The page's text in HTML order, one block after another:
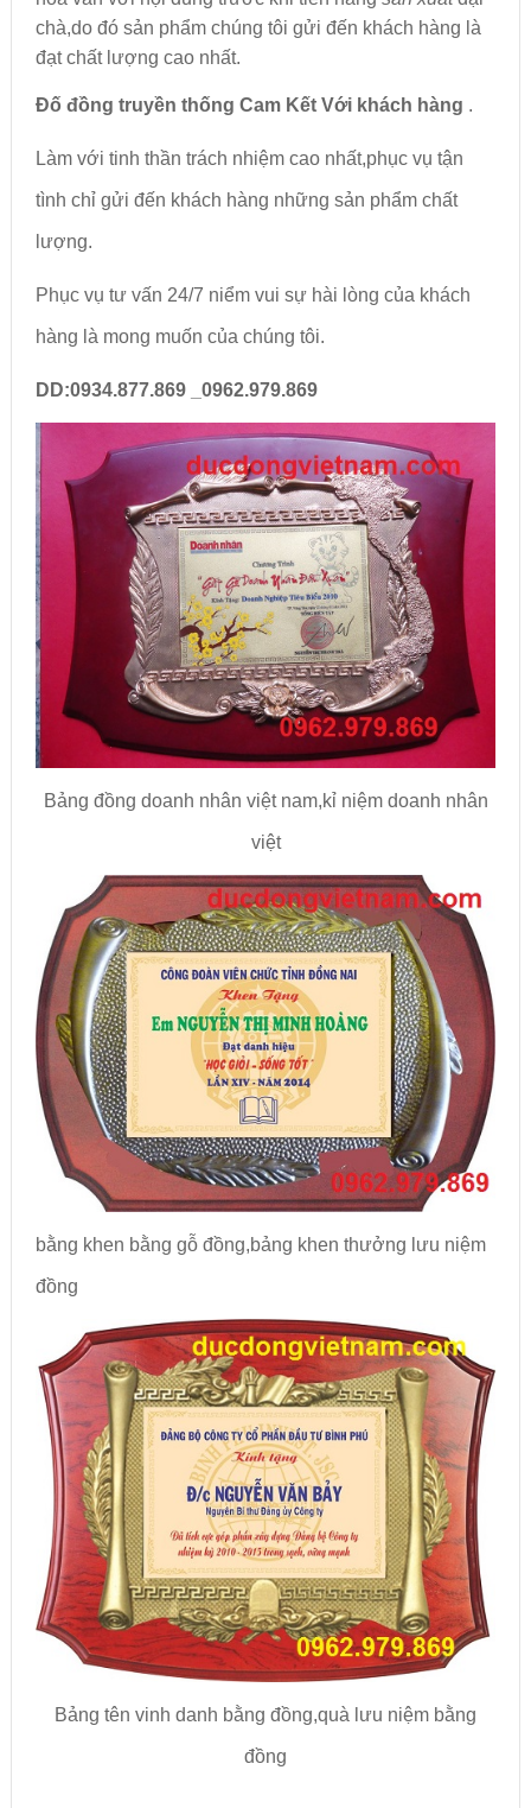
chà,do đó sản phẩm chúng tôi gửi đến khách hàng là
đạt chất lượng cao nhất.
Đố đồng truyền thống Cam Kết Với khách hàng .
Làm với tinh thần trách nhiệm cao nhất,phục vụ tận
tình chỉ gửi đến khách hàng những sản phẩm chất
lượng.
Phục vụ tư vấn 24/7 niểm vui sự hài lòng của khách
hàng là mong muốn của chúng tôi.
DD:0934.877.869 _0962.979.869
Bảng đồng doanh nhân việt nam,kỉ niệm doanh nhân
việt
bằng khen bằng gỗ đồng,bảng khen thưởng lưu niệm
đồng
Bảng tên vinh danh bằng đồng,quà lưu niệm bằng
đồng